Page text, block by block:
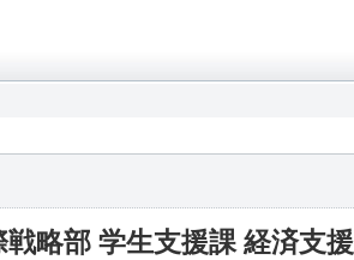
略部 学生支援課 経済支